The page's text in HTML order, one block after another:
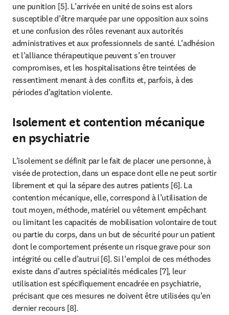
une punition [5]. L’arrivée en unité de soins est alors
susceptible d’être marquée par une opposition aux soins
et une confusion des rôles revenant aux autorités
administratives et aux professionnels de santé. L’adhésion
et l’alliance thérapeutique peuvent s’en trouver
compromises, et les hospitalisations être teintées de
ressentiment menant à des conflits et, parfois, à des
périodes d’agitation violente.
Isolement et contention mécanique
en psychiatrie
L’isolement se définit par le fait de placer une personne, à
visée de protection, dans un espace dont elle ne peut sortir
librement et qui la sépare des autres patients [6]. La
contention mécanique, elle, correspond à l’utilisation de
tout moyen, méthode, matériel ou vêtement empêchant
ou limitant les capacités de mobilisation volontaire de tout
ou partie du corps, dans un but de sécurité pour un patient
dont le comportement présente un risque grave pour son
intégrité ou celle d’autrui [6]. Si l’emploi de ces méthodes
existe dans d’autres spécialités médicales [7], leur
utilisation est spécifiquement encadrée en psychiatrie,
précisant que ces mesures ne doivent être utilisées qu’en
dernier recours [8].